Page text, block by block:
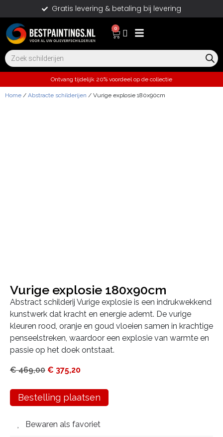
Gratis levering & betaling bij levering
0
Ontvang tijdelijk 20% voordeel op de collectie
Home / Abstracte schilderijen / Vurige explosie 180x90cm
Vurige explosie 180x90cm
Abstract schilderij Vurige explosie is een indrukwekkend
kunstwerk dat kracht en energie ademt. De vurige
kleuren rood, oranje en goud vloeien samen in krachtige
penseelstreken, waardoor een explosie van warmte en
passie op het doek ontstaat.
€469,00 € 375,20
Bestelling plaatsen
Bewaren als favoriet